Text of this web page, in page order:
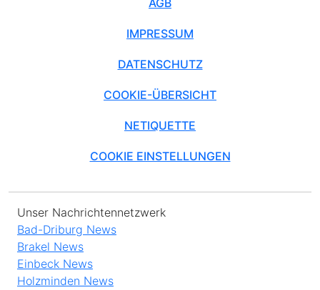
AGB
IMPRESSUM
DATENSCHUTZ
COOKIE-ÜBERSICHT
NETIQUETTE
COOKIE EINSTELLUNGEN
Unser Nachrichtennetzwerk
Bad-Driburg News
Brakel News
Einbeck News
Holzminden News